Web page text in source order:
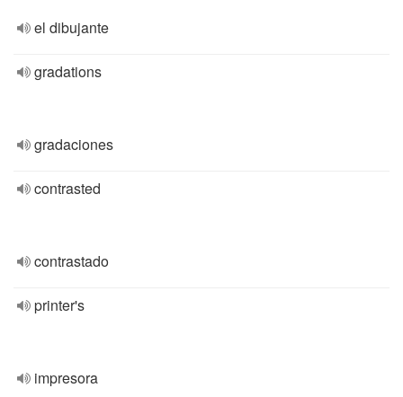
el dibujante
gradations
gradaciones
contrasted
contrastado
printer's
impresora